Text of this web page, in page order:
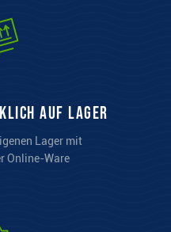
auf Lager
Lager mit
Online-Ware